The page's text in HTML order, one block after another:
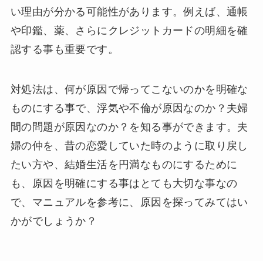
い理由が分かる可能性があります。例えば、通帳
や印鑑、薬、さらにクレジットカードの明細を確
認する事も重要です。
対処法は、何が原因で帰ってこないのかを明確な
ものにする事で、浮気や不倫が原因なのか？夫婦
間の問題が原因なのか？を知る事ができます。夫
婦の仲を、昔の恋愛していた時のように取り戻し
たい方や、結婚生活を円満なものにするために
も、原因を明確にする事はとても大切な事なの
で、マニュアルを参考に、原因を探ってみてはい
かがでしょうか？